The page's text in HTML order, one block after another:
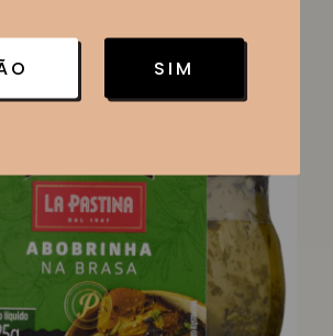
SIM